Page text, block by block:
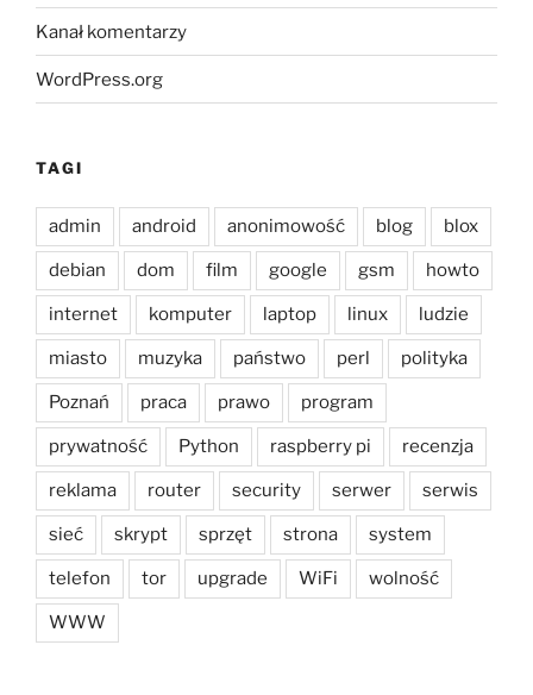
Kanał komentarzy
WordPress.org
TAGI
admin android anonimowość blog blox
debian dom film google gsm howto
internet komputer laptop linux ludzie
miasto muzyka państwo perl polityka
Poznań praca prawo program
prywatność Python raspberry pi recenzja
reklama router security serwer serwis
sieć skrypt sprzęt strona system
telefon tor upgrade WiFi wolność
WWW